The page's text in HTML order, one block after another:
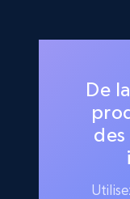
De
des